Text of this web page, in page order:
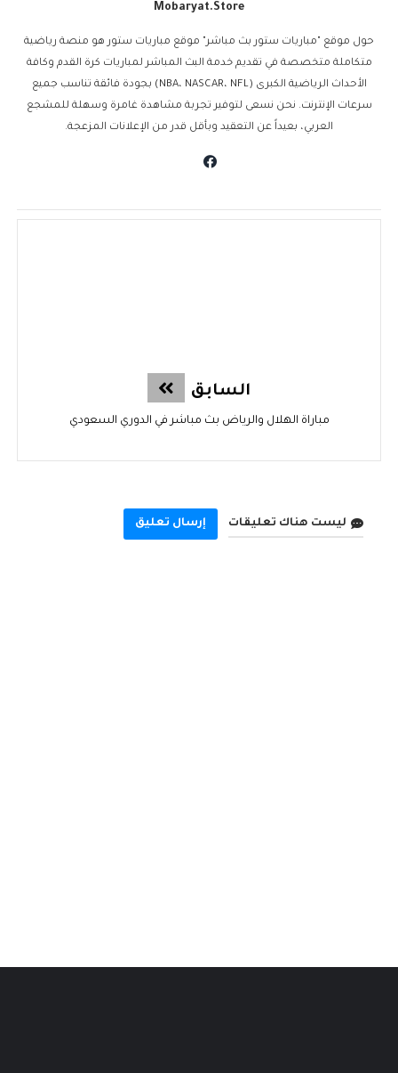
Mobaryat.store
حول موقع "مباريات ستور بث مباشر" موقع مباريات ستور هو منصة رياضية
متكاملة متخصصة في تقديم خدمة البث المباشر لمباريات كرة القدم وكافة
الأحداث الرياضية الكبرى (NBA، NASCAR، NFL) بجودة فائقة تناسب جميع
سرعات الإنترنت. نحن نسعى لتوفير تجربة مشاهدة غامرة وسهلة للمشجع
العربي، بعيداً عن التعقيد وبأقل قدر من الإعلانات المزعجة.
السابق
مباراة الهلال والرياض بث مباشر في الدوري السعودي
ليست هناك تعليقات إرسال تعليق